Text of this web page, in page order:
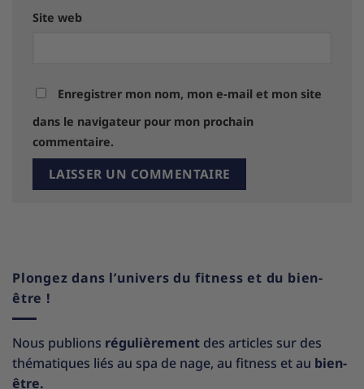
Site web
Enregistrer mon nom, mon e-mail et mon site
dans le navigateur pour mon prochain
commentaire.
Plongez dans l’univers du fitness et du bien-
être !
Nous publions régulièrement des articles sur des
thématiques liés au spa de nage, au fitness et au bien-
être.